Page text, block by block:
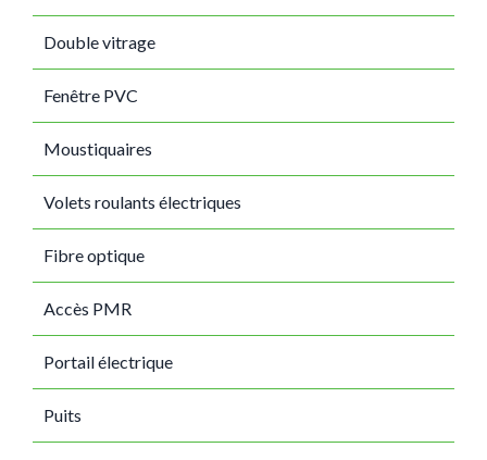
Double vitrage
Fenêtre PVC
Moustiquaires
Volets roulants électriques
Fibre optique
Accès PMR
Portail électrique
Puits